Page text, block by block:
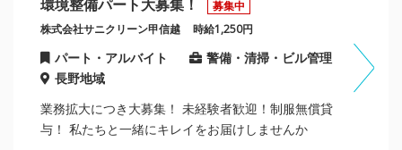
環境整備パート大募集！ 募集中
株式会社サニクリーン甲信越 時給1,250円
パート・アルバイト
警備・清掃・ビル管理
長野地域
業務拡大につき大募集！ 未経験者歓迎！制服無償貸
与！ 私たちと一緒にキレイをお届けしませんか